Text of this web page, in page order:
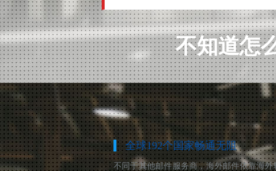
不知道怎
全球192个国家畅通无阻
不同于其他邮件服务商，海外邮件依靠海外